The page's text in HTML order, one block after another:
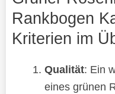
Rankbogen
Kriterien im
Qualität: Ein
eines grünen